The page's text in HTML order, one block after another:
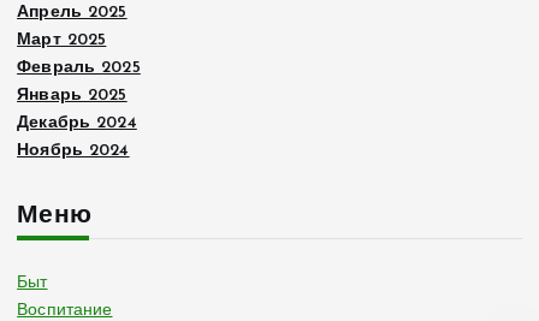
Апрель 2025
Март 2025
Февраль 2025
Январь 2025
Декабрь 2024
Ноябрь 2024
Меню
Быт
Воспитание